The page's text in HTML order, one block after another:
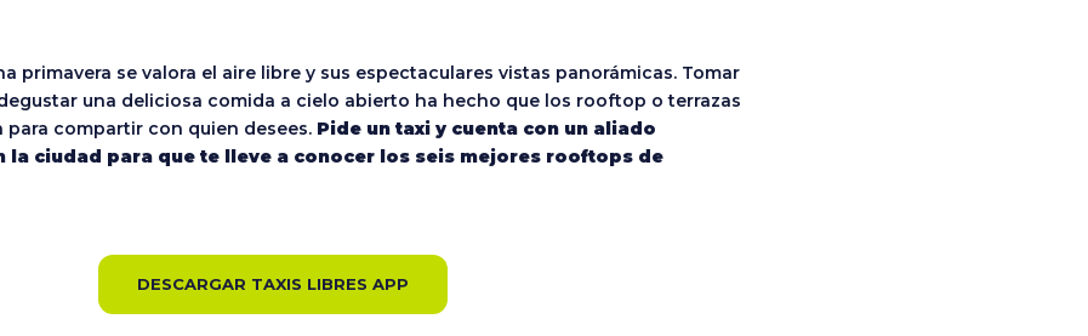
primavera se valora el aire libre y sus espectaculares vistas panorámicas. Tomar
una deliciosa comida a cielo abierto ha hecho que los rooftop o terrazas
para compartir con quien desees. Pide un taxi y cuenta con un aliado
la ciudad para que te lleve a conocer los seis mejores rooftops de
DESCARGAR TAXIS LIBRES APP